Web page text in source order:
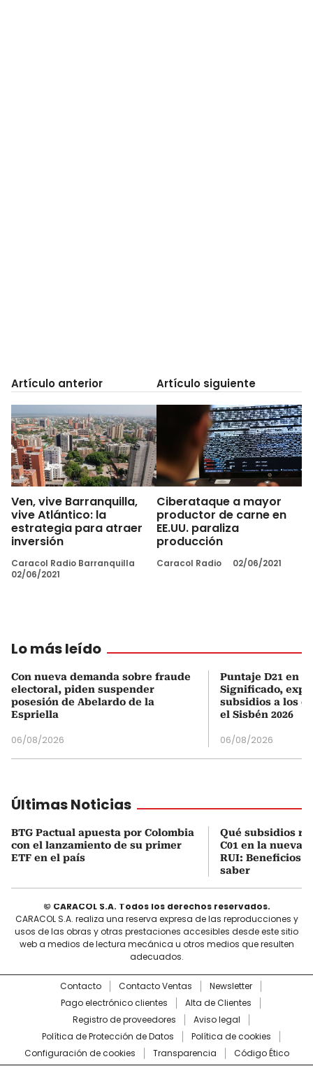
Artículo anterior
Ven, vive Barranquilla,
vive Atlántico: la
estrategia para atraer
inversión
Caracol Radio Barranquilla
02/06/2021
Artículo siguiente
Ciberataque a mayor
productor de carne en
EE.UU. paraliza
producción
Caracol Radio 02/06/2021
Lo más leído
Con nueva demanda sobre fraude
electoral, piden suspender
posesión de Abelardo de la
Espriella
06/08/2026
Puntaje D21 en
Significado,
subsidios a los
el Sisbén 2026
06/08/2026
Últimas Noticias
BTG Pactual apuesta por Colombia
con el lanzamiento de su primer
ETF en el país
Qué subsidios
C01 en la nueva
RUI: Beneficios
saber
© CARACOL S.A. Todos los derechos reservados.
CARACOL S.A. realiza una reserva expresa de las reproducciones y
usos de las obras y otras prestaciones accesibles desde este sitio
web a medios de lectura mecánica u otros medios que resulten
adecuados.
Contacto Contacto Ventas
Newsletter
Pago electrónico clientes
Alta de Clientes
Registro de proveedores
Aviso legal
Política de Protección de Datos
Política de cookies
Configuración de cookies
Transparencia Código Ético